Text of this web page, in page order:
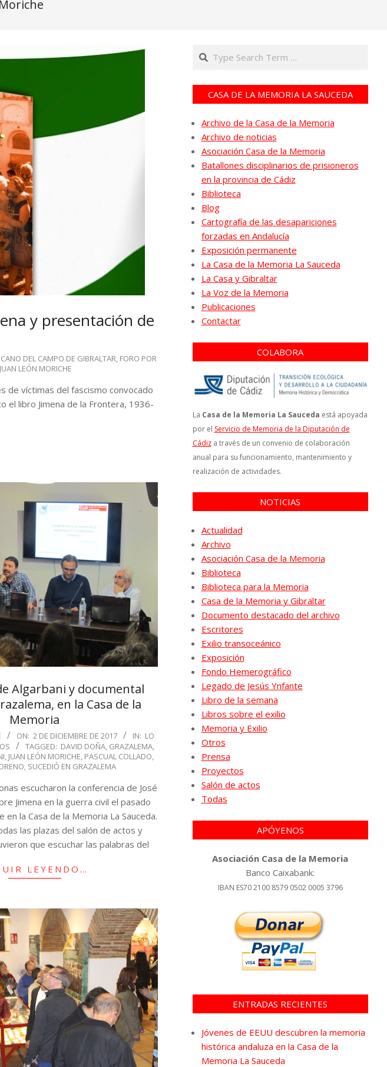
y presentación de
DEL CAMPO DE GIBRALTAR, FORO POR
JUAN LEÓN MORICHE
de víctimas del fascismo convocado
el libro Jimena de la Frontera, 1936-
Algarbani y documental
en la Casa de la
Memoria
ON: 2 DE DICIEMBRE DE 2017 IN: LO
TAGGED: DAVID DOÑA, GRAZALEMA,
, JUAN LEÓN MORICHE, PASCUAL COLLADO,
, SUCEDIÓ EN GRAZALEMA
escucharon la conferencia de José
Jimena en la guerra civil el pasado
la Casa de la Memoria La Sauceda.
las plazas del salón de actos y
que escuchar las palabras del
LEYENDO…
Search
CASA DE LA MEMORIA LA SAUCEDA
Archivo de la Casa de la Memoria
Archivo de noticias
Asociación Casa de la Memoria
Batallones disciplinarios de prisioneros
en la provincia de Cádiz
Biblioteca
Blog
Cartografía de las desapariciones
forzadas en Andalucía
Exposición permanente
La Casa de la Memoria La Sauceda
La Casa y Gibraltar
La Voz de la Memoria
Publicaciones
Contactar
COLABORA
La Casa de la Memoria La Sauceda está apoyada
por el Servicio de Memoria de la Diputación de
Cádiza través de un convenio de colaboración
anual para su funcionamiento, mantenimiento y
realización de actividades.
NOTICIAS
Actualidad
Archivo
Asociación Casa de la Memoria
Biblioteca
Biblioteca para la Memoria
Casa de la Memoria y Gibraltar
Documento destacado del archivo
Escritores
Exilio transoceánico
Exposición
Fondo Hemerográfico
Legado de Jesús Ynfante
Libro de la semana
Libros sobre el exilio
Memoria y Exilio
Otros
Prensa
Proyectos
Salón de actos
Todas
APÓYENOS
Asociación Casa de la Memoria
Banco Caixabank:
IBAN ES70 2100 8579 0502 0005 3796
ENTRADAS RECIENTES
Jóvenes de EEUU descubren la memoria
histórica andaluza en la Casa de la
Memoria La Sauceda